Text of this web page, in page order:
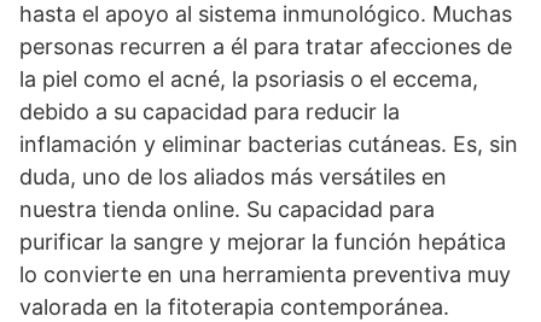
hasta el apoyo al sistema inmunológico. Muchas
personas recurren a él para tratar afecciones de
la piel como el acné, la psoriasis o el eccema,
debido a su capacidad para reducir la
inflamación y eliminar bacterias cutáneas. Es, sin
duda, uno de los aliados más versátiles en
nuestra tienda online. Su capacidad para
purificar la sangre y mejorar la función hepática
lo convierte en una herramienta preventiva muy
valorada en la fitoterapia contemporánea.